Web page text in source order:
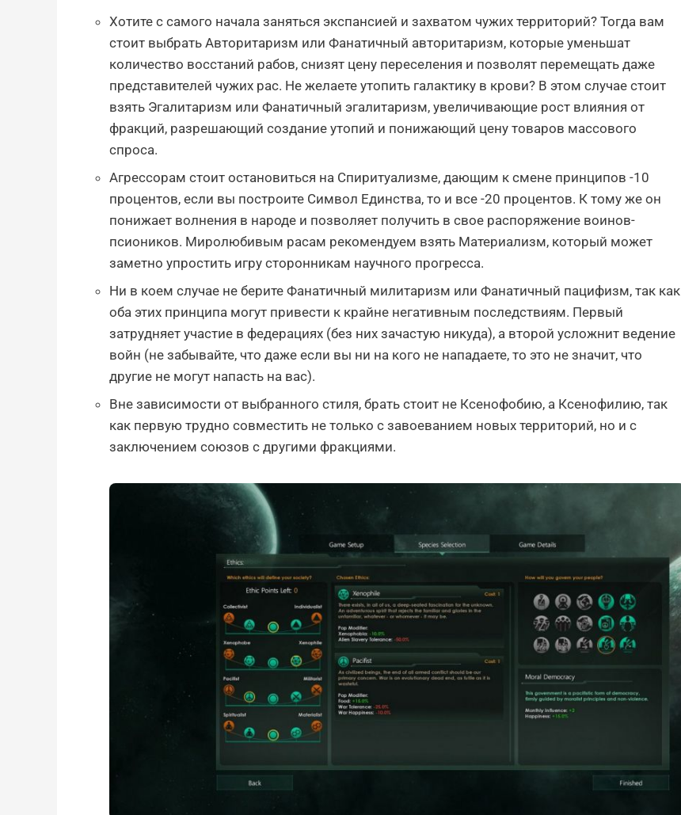
Хотите с самого начала заняться экспансией и захватом чужих территорий? Тогда вам
стоит выбрать Авторитаризм или Фанатичный авторитаризм, которые уменьшат
количество восстаний рабов, снизят цену переселения и позволят перемещать даже
представителей чужих рас. Не желаете утопить галактику в крови? В этом случае стоит
взять Эгалитаризм или Фанатичный эгалитаризм, увеличивающие рост влияния от
фракций, разрешающий создание утопий и понижающий цену товаров массового
спроса.
Агрессорам стоит остановиться на Спиритуализме, дающим к смене принципов -10
процентов, если вы построите Символ Единства, то и все -20 процентов. К тому же он
понижает волнения в народе и позволяет получить в свое распоряжение воинов-
псиоников. Миролюбивым расам рекомендуем взять Материализм, который может
заметно упростить игру сторонникам научного прогресса.
Ни в коем случае не берите Фанатичный милитаризм или Фанатичный пацифизм, так как
оба этих принципа могут привести к крайне негативным последствиям. Первый
затрудняет участие в федерациях (без них зачастую никуда), а второй усложнит ведение
войн (не забывайте, что даже если вы ни на кого не нападаете, то это не значит, что
другие не могут напасть на вас).
Вне зависимости от выбранного стиля, брать стоит не Ксенофобию, а Ксенофилию, так
как первую трудно совместить не только с завоеванием новых территорий, но и с
заключением союзов с другими фракциями.